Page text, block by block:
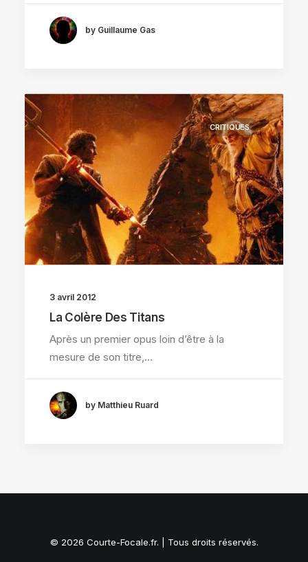
by Guillaume Gas
CRITIQUES
3 avril 2012
La Colère Des Titans
Après un premier opus loin d’être à la
mesure de son titre,…
by Matthieu Ruard
© 2026 Courte-Focale.fr. | Tous droits réservés.